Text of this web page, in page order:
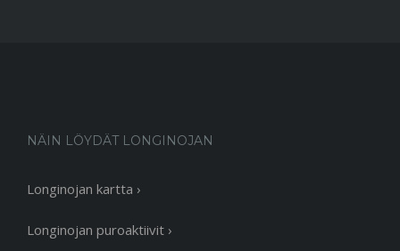
NÄIN LÖYDÄT LONGINOJAN
Longinojan kartta ›
Longinojan puroaktiivit ›